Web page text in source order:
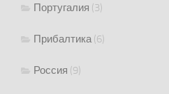
Португалия (3)
Прибалтика (6)
Россия (9)